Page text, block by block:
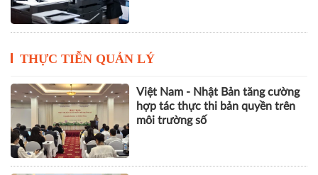
THỰC TIỄN QUẢN LÝ
Việt Nam - Nhật Bản tăng cường
hợp tác thực thi bản quyền trên
môi trường số